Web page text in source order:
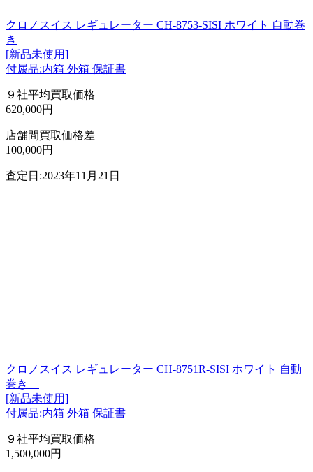
クロノスイス レギュレーター CH-8753-SISI ホワイト 自動巻
き
[新品未使用]
付属品:内箱 外箱 保証書
９社平均買取価格
620,000円
店舗間買取価格差
100,000円
査定日:2023年11月21日
クロノスイス レギュレーター CH-8751R-SISI ホワイト 自動
巻き
[新品未使用]
付属品:内箱 外箱 保証書
９社平均買取価格
1,500,000円